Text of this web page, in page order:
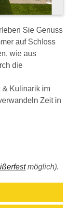
Sie Genuss
auf Schloss
wie aus
die
& Kulinarik im
Zeit in
möglich).